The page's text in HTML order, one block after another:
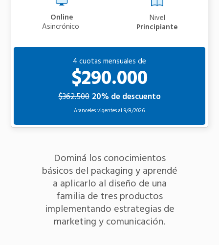
Online
asincrónico
Nivel
Principiante
4 cuotas mensuales de
$290.000
$362.500 20% de descuento
Aranceles vigentes al 9/8/2026.
Dominá los conocimientos
básicos del packaging y aprendé
a aplicarlo al diseño de una
familia de tres productos
implementando estrategias de
marketing y comunicación.